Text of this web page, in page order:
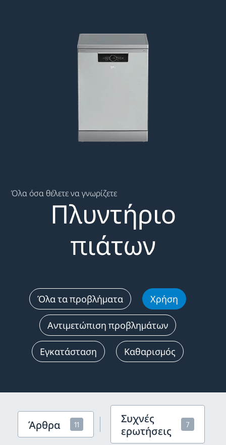
Όλα όσα θέλετε να γνωρίζετε
Πλυντήριο
πιάτων
Όλα τα προβλήματα Χρήση
Αντιμετώπιση προβλημάτων
Εγκατάσταση Καθαρισμός
Άρθρα 11
Συχνές
ερωτήσεις
7